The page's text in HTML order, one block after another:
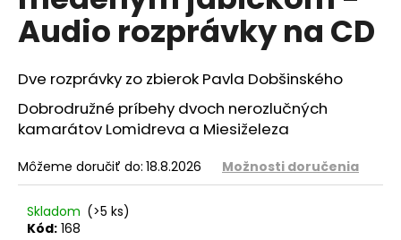
hviezdičiek.
Audio rozprávky na CD
Dve rozprávky zo zbierok Pavla Dobšinského
Dobrodružné príbehy dvoch nerozlučných
kamarátov Lomidreva a Miesiželeza
Môžeme doručiť do: 18.8.2026 Možnosti doručenia
Skladom (>5 ks)
Kód: 168
HĽADAŤ
d
o